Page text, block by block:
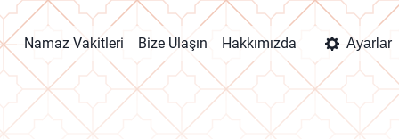
Namaz Vakitleri Bize Ulaşın Hakkımızda Ayarlar